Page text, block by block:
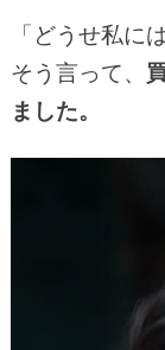
「どうせ私に
そう言って、
ました。